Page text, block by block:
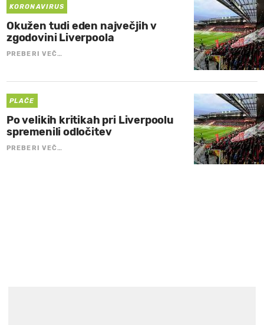
KORONAVIRUS
Okužen tudi eden največjih v
zgodovini Liverpoola
PREBERI VEČ…
PLAČE
Po velikih kritikah pri Liverpoolu
spremenili odločitev
PREBERI VEČ…